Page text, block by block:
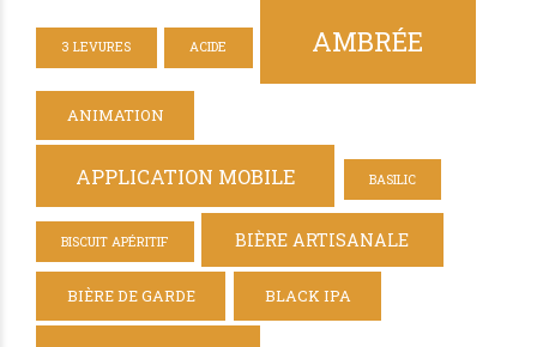
3 LEVURES ACIDE AMBRÉE
ANIMATION
APPLICATION MOBILE BASILIC
BISCUIT APÉRITIF BIÈRE ARTISANALE
BIÈRE DE GARDE BLACK IPA